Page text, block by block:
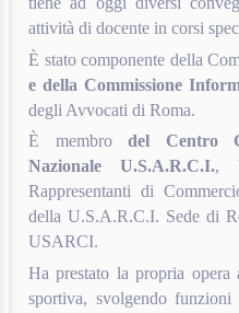
attività di docente in corsi
È stato componente della
e della Commissione
degli Avvocati di Roma.
È membro del Centro
Nazionale U.S.A.R.C.I.,
Rappresentanti di
della U.S.A.R.C.I. Sede di
USARCI.
Ha prestato la propria opera
sportiva, svolgendo funzioni